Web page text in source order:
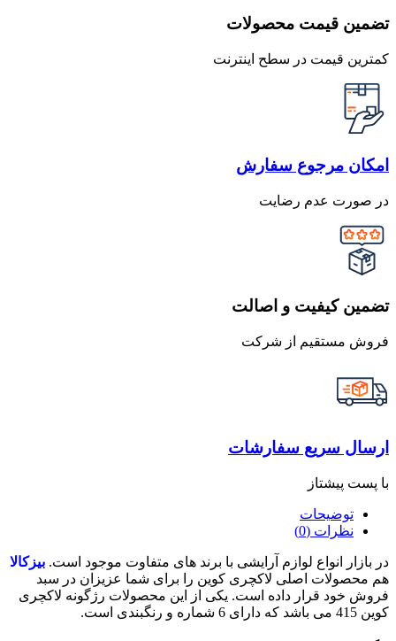
تضمین قیمت محصولات
کمترین قیمت در سطح اینترنت
امکان مرجوع سفارش
در صورت عدم رضایت
تضمین کیفیت و اصالت
فروش مستقیم از شرکت
ارسال سریع سفارشات
با پست پیشتاز
توضیحات
نظرات (0)
در بازار انواع لوازم آرایشی با برند های متفاوت موجود است. بیزکالا
هم محصولات اصلی لاکچری کوین را برای شما عزیزان در سبد
فروش خود قرار داده است. یکی از این محصولات رژگونه لاکچری
کوین 415 می باشد که دارای 6 شماره و رنگبندی است.